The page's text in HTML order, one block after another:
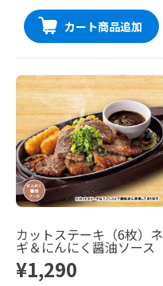
カート商品追加
カットステーキ（6枚）ネ
ギ＆にんにく醤油ソース
¥1,290